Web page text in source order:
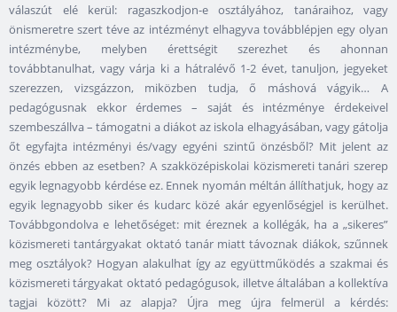
válaszút elé kerül: ragaszkodjon-e osztályához, tanáraihoz, vagy
önismeretre szert téve az intézményt elhagyva továbblépjen egy olyan
intézménybe, melyben érettségit szerezhet és ahonnan
továbbtanulhat, vagy várja ki a hátralévő 1-2 évet, tanuljon, jegyeket
szerezzen, vizsgázzon, miközben tudja, ő máshová vágyik… A
pedagógusnak ekkor érdemes – saját és intézménye érdekeivel
szembeszállva – támogatni a diákot az iskola elhagyásában, vagy gátolja
őt egyfajta intézményi és/vagy egyéni szintű önzésből? Mit jelent az
önzés ebben az esetben? A szakközépiskolai közismereti tanári szerep
egyik legnagyobb kérdése ez. Ennek nyomán méltán állíthatjuk, hogy az
egyik legnagyobb siker és kudarc közé akár egyenlőségjel is kerülhet.
Továbbgondolva e lehetőséget: mit éreznek a kollégák, ha a „sikeres”
közismereti tantárgyakat oktató tanár miatt távoznak diákok, szűnnek
meg osztályok? Hogyan alakulhat így az együttműködés a szakmai és
közismereti tárgyakat oktató pedagógusok, illetve általában a kollektíva
tagjai között? Mi az alapja? Újra meg újra felmerül a kérdés: